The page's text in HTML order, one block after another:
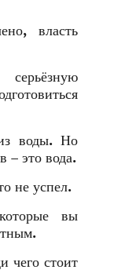
власть
воды. Но
– это вода.
не успел.
вы
чего стоит